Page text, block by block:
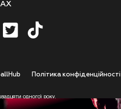
Полiтика конфiденцiйностi
одного) року.
підтверджує, що досяг 21-річного віку.